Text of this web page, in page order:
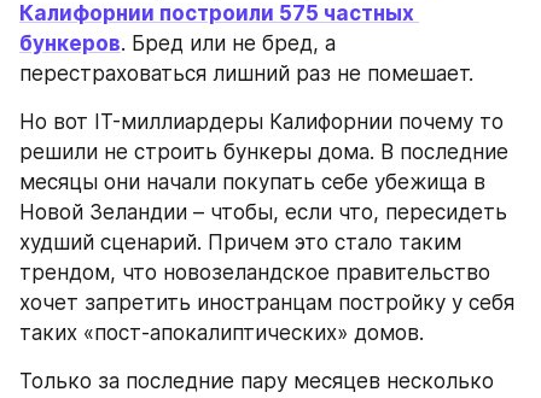
Калифорнии построили 575 частных
бункеров. Бред или не бред, а
перестраховаться лишний раз не помешает.
Но вот IT-миллиардеры Калифорнии почему то
решили не строить бункеры дома. В последние
месяцы они начали покупать себе убежища в
Новой Зеландии – чтобы, если что, пересидеть
худший сценарий. Причем это стало таким
трендом, что новозеландское правительство
хочет запретить иностранцам постройку у себя
таких «пост-апокалиптических» домов.
Только за последние пару месяцев несколько